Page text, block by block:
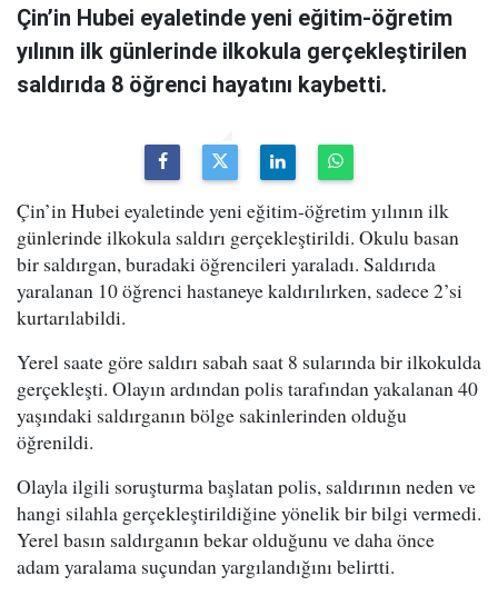
Çin’in Hubei eyaletinde yeni eğitim-öğretim
yılının ilk günlerinde ilkokula gerçekleştirilen
saldırıda 8 öğrenci hayatını kaybetti.
Çin’in Hubei eyaletinde yeni eğitim-öğretim yılının ilk
günlerinde ilkokula saldırı gerçekleştirildi. Okulu basan
bir saldırgan, buradaki öğrencileri yaraladı. Saldırıda
yaralanan 10 öğrenci hastaneye kaldırılırken, sadece 2’si
kurtarılabildi.
Yerel saate göre saldırı sabah saat 8 sularında bir ilkokulda
gerçekleşti. Olayın ardından polis tarafından yakalanan 40
yaşındaki saldırganın bölge sakinlerinden olduğu
öğrenildi.
Olayla ilgili soruşturma başlatan polis, saldırının neden ve
hangi silahla gerçekleştirildiğine yönelik bir bilgi vermedi.
Yerel basın saldırganın bekar olduğunu ve daha önce
adam yaralama suçundan yargılandığını belirtti.